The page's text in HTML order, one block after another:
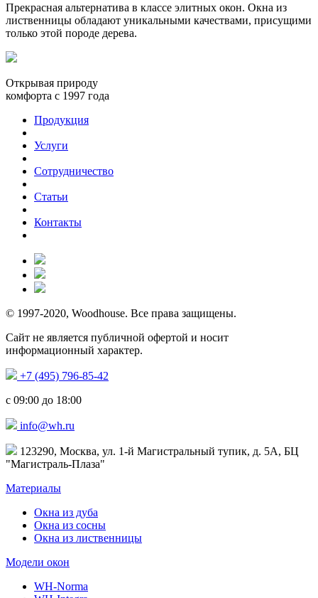
Прекрасная альтернатива в классе элитных окон. Окна из
лиственницы обладают уникальными качествами, присущими
только этой породе дерева.
Открывая природу
комфорта с 1997 года
Продукция
Услуги
Сотрудничество
Статьи
Контакты
© 1997-2020, Woodhouse. Все права защищены.
Сайт не является публичной офертой и носит
информационный характер.
+7 (495) 796-85-42
с 09:00 до 18:00
info@wh.ru
123290, Москва, ул. 1-й Магистральный тупик, д. 5А, БЦ
"Магистраль-Плаза"
Материалы
Окна из дуба
Окна из сосны
Окна из лиственницы
Модели окон
WH-Norma